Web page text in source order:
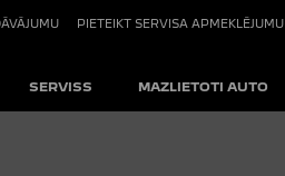
PIETEIKT SERVISA APMEKLĒJUMU
SERVISS MAZLIETOTI AUTO